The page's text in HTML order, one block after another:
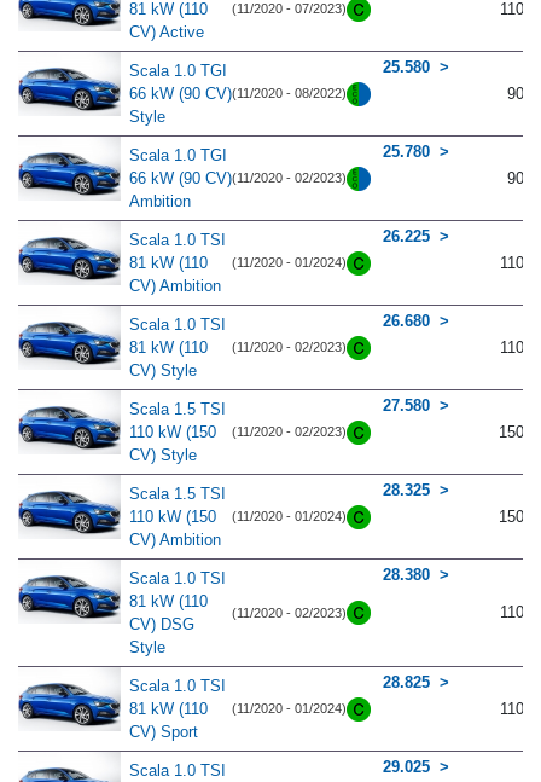
81 kW (110
CV) Active
(11/2020 - 07/2023) 110
Scala 1.0 TGI
66 kW (90 CV)
Style
(11/2020 - 08/2022)
25.580
90
Scala 1.0 TGI
66 kW (90 CV)
Ambition
(11/2020 - 02/2023)
25.780
90
Scala 1.0 TSI
81 kW (110
CV) Ambition
(11/2020 - 01/2024)
26.225
110
Scala 1.0 TSI
81 kW (110
CV) Style
(11/2020 - 02/2023)
26.680
110
Scala 1.5 TSI
110 kW (150
CV) Style
(11/2020 - 02/2023)
27.580
150
Scala 1.5 TSI
110 kW (150
CV) Ambition
(11/2020 - 01/2024)
28.325
150
Scala 1.0 TSI
81 kW (110
CV) DSG
Style
(11/2020 - 02/2023)
28.380
110
Scala 1.0 TSI
81 kW (110
CV) Sport
(11/2020 - 01/2024)
28.825
110
Scala 1.0 TSI
29.025